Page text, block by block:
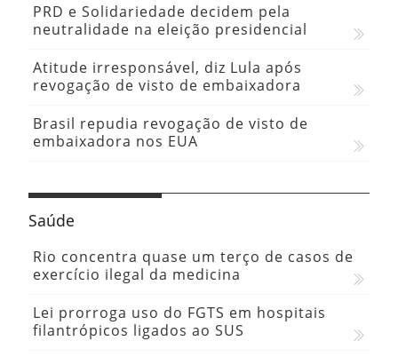
PRD e Solidariedade decidem pela
neutralidade na eleição presidencial
Atitude irresponsável, diz Lula após
revogação de visto de embaixadora
Brasil repudia revogação de visto de
embaixadora nos EUA
Saúde
Rio concentra quase um terço de casos de
exercício ilegal da medicina
Lei prorroga uso do FGTS em hospitais
filantrópicos ligados ao SUS